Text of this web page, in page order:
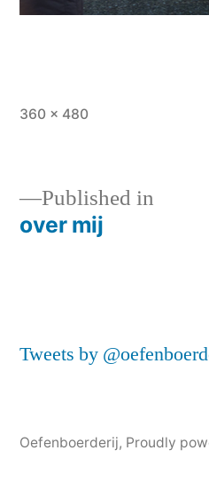
Full
360 × 480
Post
Published in
over mij
Tweets by
Oefenboerderij, Proudly